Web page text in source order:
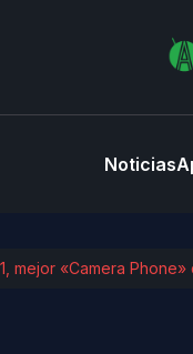
Noticias
mejor «Camera Phone»